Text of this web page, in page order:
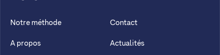
Notre méthode
A propos
Contact
Actualités